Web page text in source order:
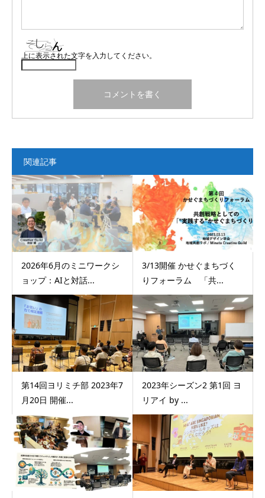
上に表示された文字を入力してください。
関連記事
2026年6月のミニワークシ
ョップ：AIと対話...
3/13開催 かせぐまちづく
りフォーラム 「共...
第14回ヨリミチ部 2023年7
月20日 開催...
2023年シーズン2 第1回 ヨ
リアイ by ...